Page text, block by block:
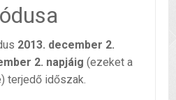
2013. december 2.
2. napjáig (ezeket a
terjedő időszak.